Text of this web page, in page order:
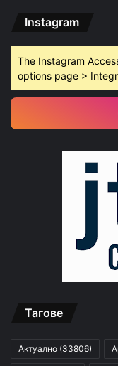
Instagram
The Instagram
options page >
Тагове
Актуално (33806)